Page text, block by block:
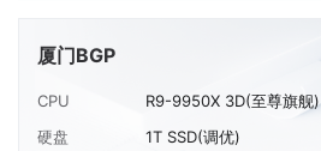
厦门BGP
CPU
R9-9950X 3D(至尊旗舰)
硬盘
1T SSD(调优)